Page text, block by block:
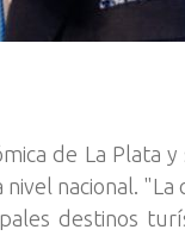
de La Plata
nacional.
destinos